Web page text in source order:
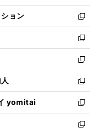
開
く
ウ
で
開
く
ン
ド
ウ
で
開
く
ウ
ィ
ン
ド
ウ
で
開
く
ョン
新
し
い
ウ
ィ
ン
ド
ウ
で
開
く
新
し
い
ウ
ィ
ン
ド
ウ
で
新
し
い
ウ
ィ
ン
ド
新
し
い
ウ
ィ
yomitai
新
し
い
新